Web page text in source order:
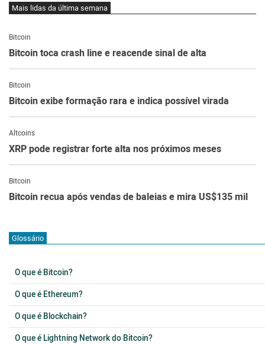
Mais lidas da última semana
Bitcoin
Bitcoin toca crash line e reacende sinal de alta
Bitcoin
Bitcoin exibe formação rara e indica possível virada
Altcoins
XRP pode registrar forte alta nos próximos meses
Bitcoin
Bitcoin recua após vendas de baleias e mira US$135 mil
Glossário
O que é Bitcoin?
O que é Ethereum?
O que é Blockchain?
O que é Lightning Network do Bitcoin?